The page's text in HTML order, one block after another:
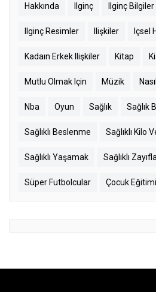
Hakkında Ilginç Ilginç Bilgiler
Ilginç Resimler Ilişkiler Içsel
Kadaın Erkek Ilişkiler Kitap
Mutlu Olmak Için Müzik
Nba Oyun Sağlık Sağlık
Sağlıklı Beslenme Sağlıklı Kilo
Sağlıklı Yaşamak Sağlıklı
Süper Futbolcular Çocuk Eğitimi